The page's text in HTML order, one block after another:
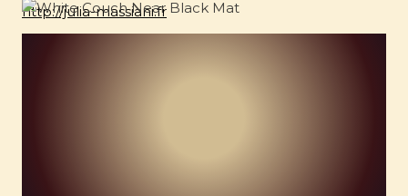
http://julia-massiani.fr